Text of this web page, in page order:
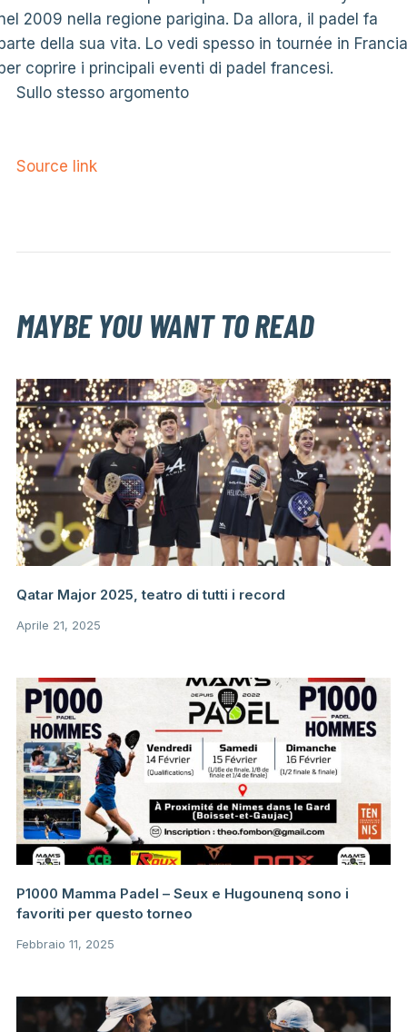
2009 nella regione parigina. Da allora, il padel fa
della sua vita. Lo vedi spesso in tournée in Francia
coprire i principali eventi di padel francesi.
Sullo stesso argomento
Source link
MAYBE YOU WANT TO READ
Qatar Major 2025, teatro di tutti i record
Aprile 21, 2025
P1000 Mamma Padel – Seux e Hugounenq sono i
favoriti per questo torneo
Febbraio 11, 2025